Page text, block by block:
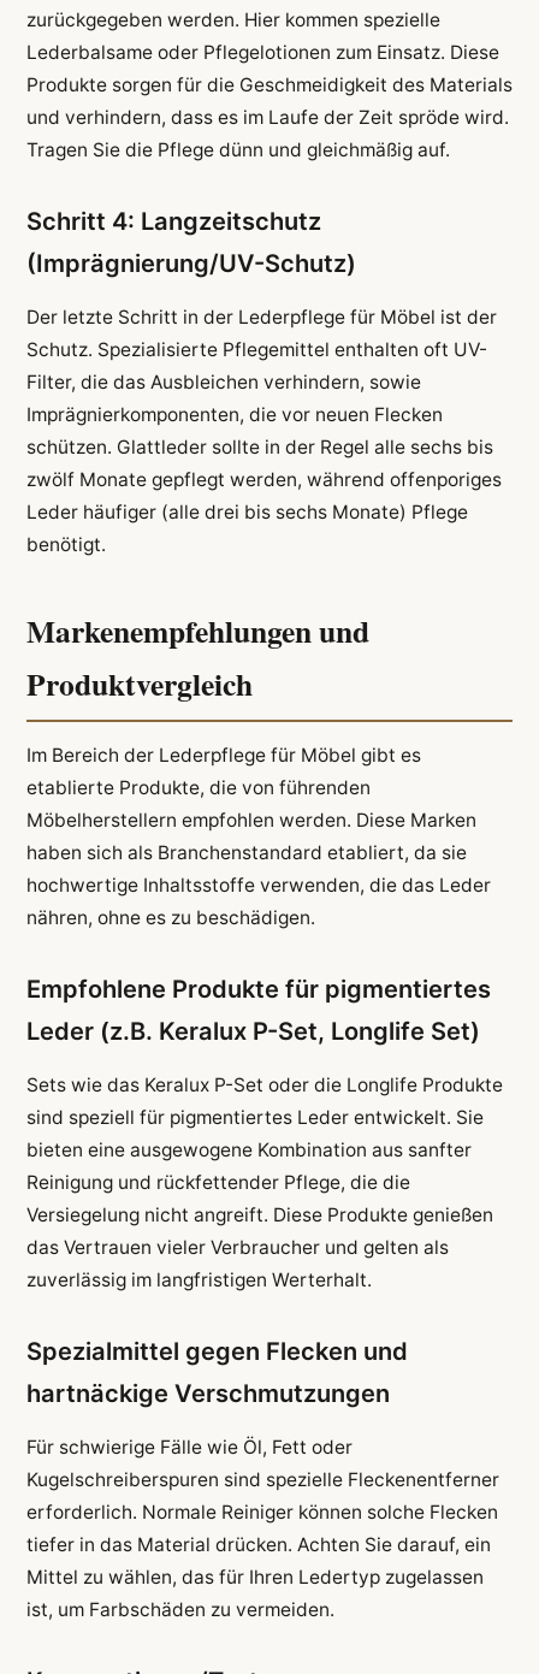
zurückgegeben werden. Hier kommen spezielle
Lederbalsame oder Pflegelotionen zum Einsatz. Diese
Produkte sorgen für die Geschmeidigkeit des Materials
und verhindern, dass es im Laufe der Zeit spröde wird.
Tragen Sie die Pflege dünn und gleichmäßig auf.
Schritt 4: Langzeitschutz
(Imprägnierung/UV-Schutz)
Der letzte Schritt in der Lederpflege für Möbel ist der
Schutz. Spezialisierte Pflegemittel enthalten oft UV-
Filter, die das Ausbleichen verhindern, sowie
Imprägnierkomponenten, die vor neuen Flecken
schützen. Glattleder sollte in der Regel alle sechs bis
zwölf Monate gepflegt werden, während offenporiges
Leder häufiger (alle drei bis sechs Monate) Pflege
benötigt.
Markenempfehlungen und
Produktvergleich
Im Bereich der Lederpflege für Möbel gibt es
etablierte Produkte, die von führenden
Möbelherstellern empfohlen werden. Diese Marken
haben sich als Branchenstandard etabliert, da sie
hochwertige Inhaltsstoffe verwenden, die das Leder
nähren, ohne es zu beschädigen.
Empfohlene Produkte für pigmentiertes
Leder (z.B. Keralux P-Set, Longlife Set)
Sets wie das Keralux P-Set oder die Longlife Produkte
sind speziell für pigmentiertes Leder entwickelt. Sie
bieten eine ausgewogene Kombination aus sanfter
Reinigung und rückfettender Pflege, die die
Versiegelung nicht angreift. Diese Produkte genießen
das Vertrauen vieler Verbraucher und gelten als
zuverlässig im langfristigen Werterhalt.
Spezialmittel gegen Flecken und
hartnäckige Verschmutzungen
Für schwierige Fälle wie Öl, Fett oder
Kugelschreiberspuren sind spezielle Fleckenentferner
erforderlich. Normale Reiniger können solche Flecken
tiefer in das Material drücken. Achten Sie darauf, ein
Mittel zu wählen, das für Ihren Ledertyp zugelassen
ist, um Farbschäden zu vermeiden.